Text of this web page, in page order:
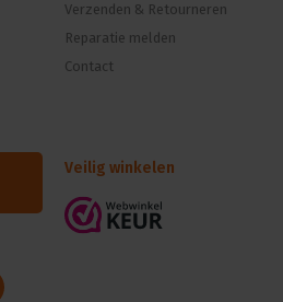
Verzenden & Retourneren
Reparatie melden
Contact
Veilig winkelen